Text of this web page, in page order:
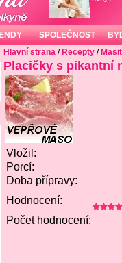
SPOLEČNOST
Hlavní strana/ Recepty/
Placičky s pikantní
Vložil:
Porcí:
Doba přípravy:
Hodnocení:
Počet hodnocení: